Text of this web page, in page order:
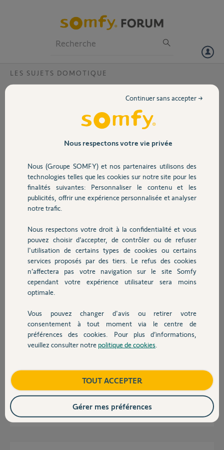
Volet
Sécurité
Domotique
Chauffage
Autres produits
Devis avec un pro
Contact
LES SUJETS DOMOTIQUE
Je souhaiterais pouvoir piloter en on/off mon
(comme sur la photo) puis-je mettre pour piloter
Je suis pas arrêter à une marque spécifique.
Merci pour vos réponse
Matthieu B.
il y a plus d'un an
Participer au fil de discussion
Réponses
Le Izymo On/Off convient très bien; j'en ai un qui pilote mon chauffe eau
en intercalaire avec un relais de puissance de 25a.
recommande fortement un relais de puissance d'au moins 20a.
il y a plus d'un an
Nous respectons votre vie privée
Nous (Groupe SOMFY) et nos partenaires utilisons des
technologies telles que les cookies sur notre site pour les
finalités suivantes: Personnaliser le contenu et les
publicités, offrir une expérience personnalisée et analyser
notre trafic.
Nous respectons votre droit à la confidentialité et vous
pouvez choisir d’accepter, de contrôler ou de refuser
l'utilisation de certains types de cookies ou certains
services proposés par des tiers. Le refus des cookies
n’affectera pas votre navigation sur le site Somfy
cependant votre expérience utilisateur sera moins
optimale.
Vous pouvez changer d'avis ou retirer votre
consentement à tout moment via le centre de
préférences des cookies. Pour plus d’informations,
veuillez consulter notre politique de cookies
Continuer sans accepter →
TOUT ACCEPTER
Gérer mes préférences